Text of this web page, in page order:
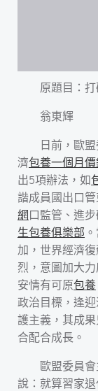
原題目：
翁東輝
日前，歐
濟包養一個月
出5項辦法，如
諧成員國出口
網口監管、進
生包養俱樂部
加，世界經濟
烈，意圖加大
安情有可原包養
政治目標，逢
護主義，其成
合配合成長。
歐盟委員
說：就算習家